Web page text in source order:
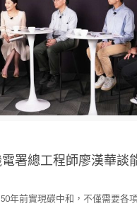
署總工程師廖漢華談
年前實現碳中和，不僅需要各